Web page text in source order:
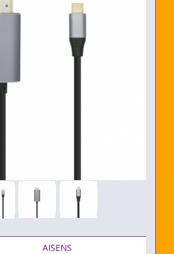
AISENS